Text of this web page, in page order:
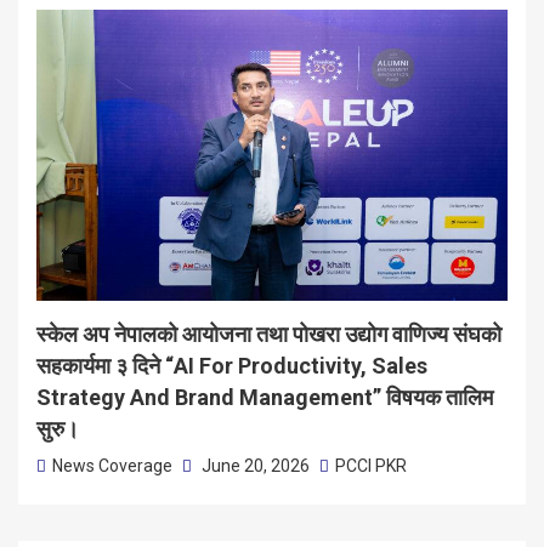
स्केल अप नेपालको आयोजना तथा पोखरा उद्योग वाणिज्य संघको
सहकार्यमा ३ दिने “AI For Productivity, Sales
Strategy And Brand Management” विषयक तालिम
सुरु।
News Coverage June 20, 2026 PCCI PKR